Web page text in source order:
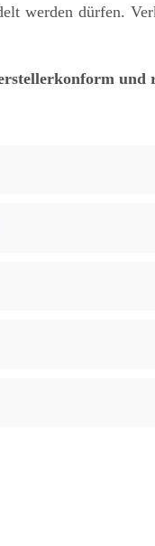
werden dürfen.
und